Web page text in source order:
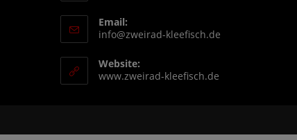
Email:
info@zweirad-kleefisch.de
Website:
www.zweirad-kleefisch.de